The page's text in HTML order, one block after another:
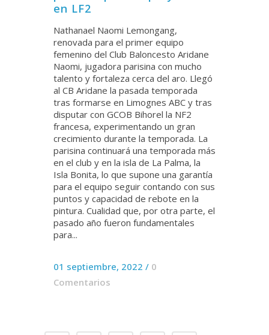
en LF2
Nathanael Naomi Lemongang,
renovada para el primer equipo
femenino del Club Baloncesto Aridane
Naomi, jugadora parisina con mucho
talento y fortaleza cerca del aro. Llegó
al CB Aridane la pasada temporada
tras formarse en Limognes ABC y tras
disputar con GCOB Bihorel la NF2
francesa, experimentando un gran
crecimiento durante la temporada. La
parisina continuará una temporada más
en el club y en la isla de La Palma, la
Isla Bonita, lo que supone una garantía
para el equipo seguir contando con sus
puntos y capacidad de rebote en la
pintura. Cualidad que, por otra parte, el
pasado año fueron fundamentales
para...
01 septiembre, 2022 / 0
Comentarios